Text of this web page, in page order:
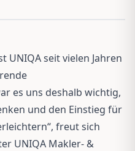
UNIQA seit vielen Jahren
es uns deshalb wichtig,
und den Einstieg für
freut sich
UNIQA Makler- &